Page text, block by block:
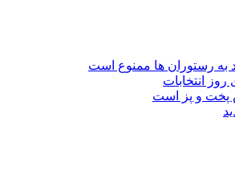
به رستوران ها ممنوع است
روز انتخابات
پخت و پز است